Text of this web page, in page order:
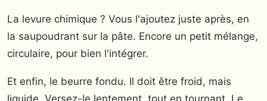
La levure chimique ? Vous l'ajoutez juste après, en
la saupoudrant sur la pâte. Encore un petit mélange,
circulaire, pour bien l'intégrer.
Et enfin, le beurre fondu. Il doit être froid, mais
liquide. Versez-le lentement, tout en tournant. Le